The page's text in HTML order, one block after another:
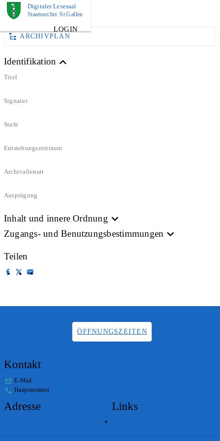
Digitaler Lesesaal
Staatsarchiv St.Gallen
LOGIN
BUCH
ARCHIVPLAN
Identifikation
Titel
Signatur
Stufe
Entstehungszeitraum
Archivalienart
Ausprägung
Inhalt und innere Ordnung
Zugangs- und Benutzungsbestimmungen
Teilen
ÖFFNUNGSZEITEN
Kontakt
E-Mail
Hauptnummer
Adresse Links